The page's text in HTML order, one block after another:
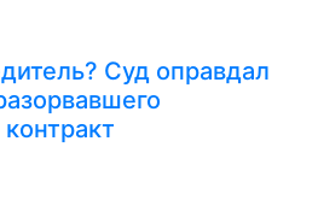
Суд оправдал